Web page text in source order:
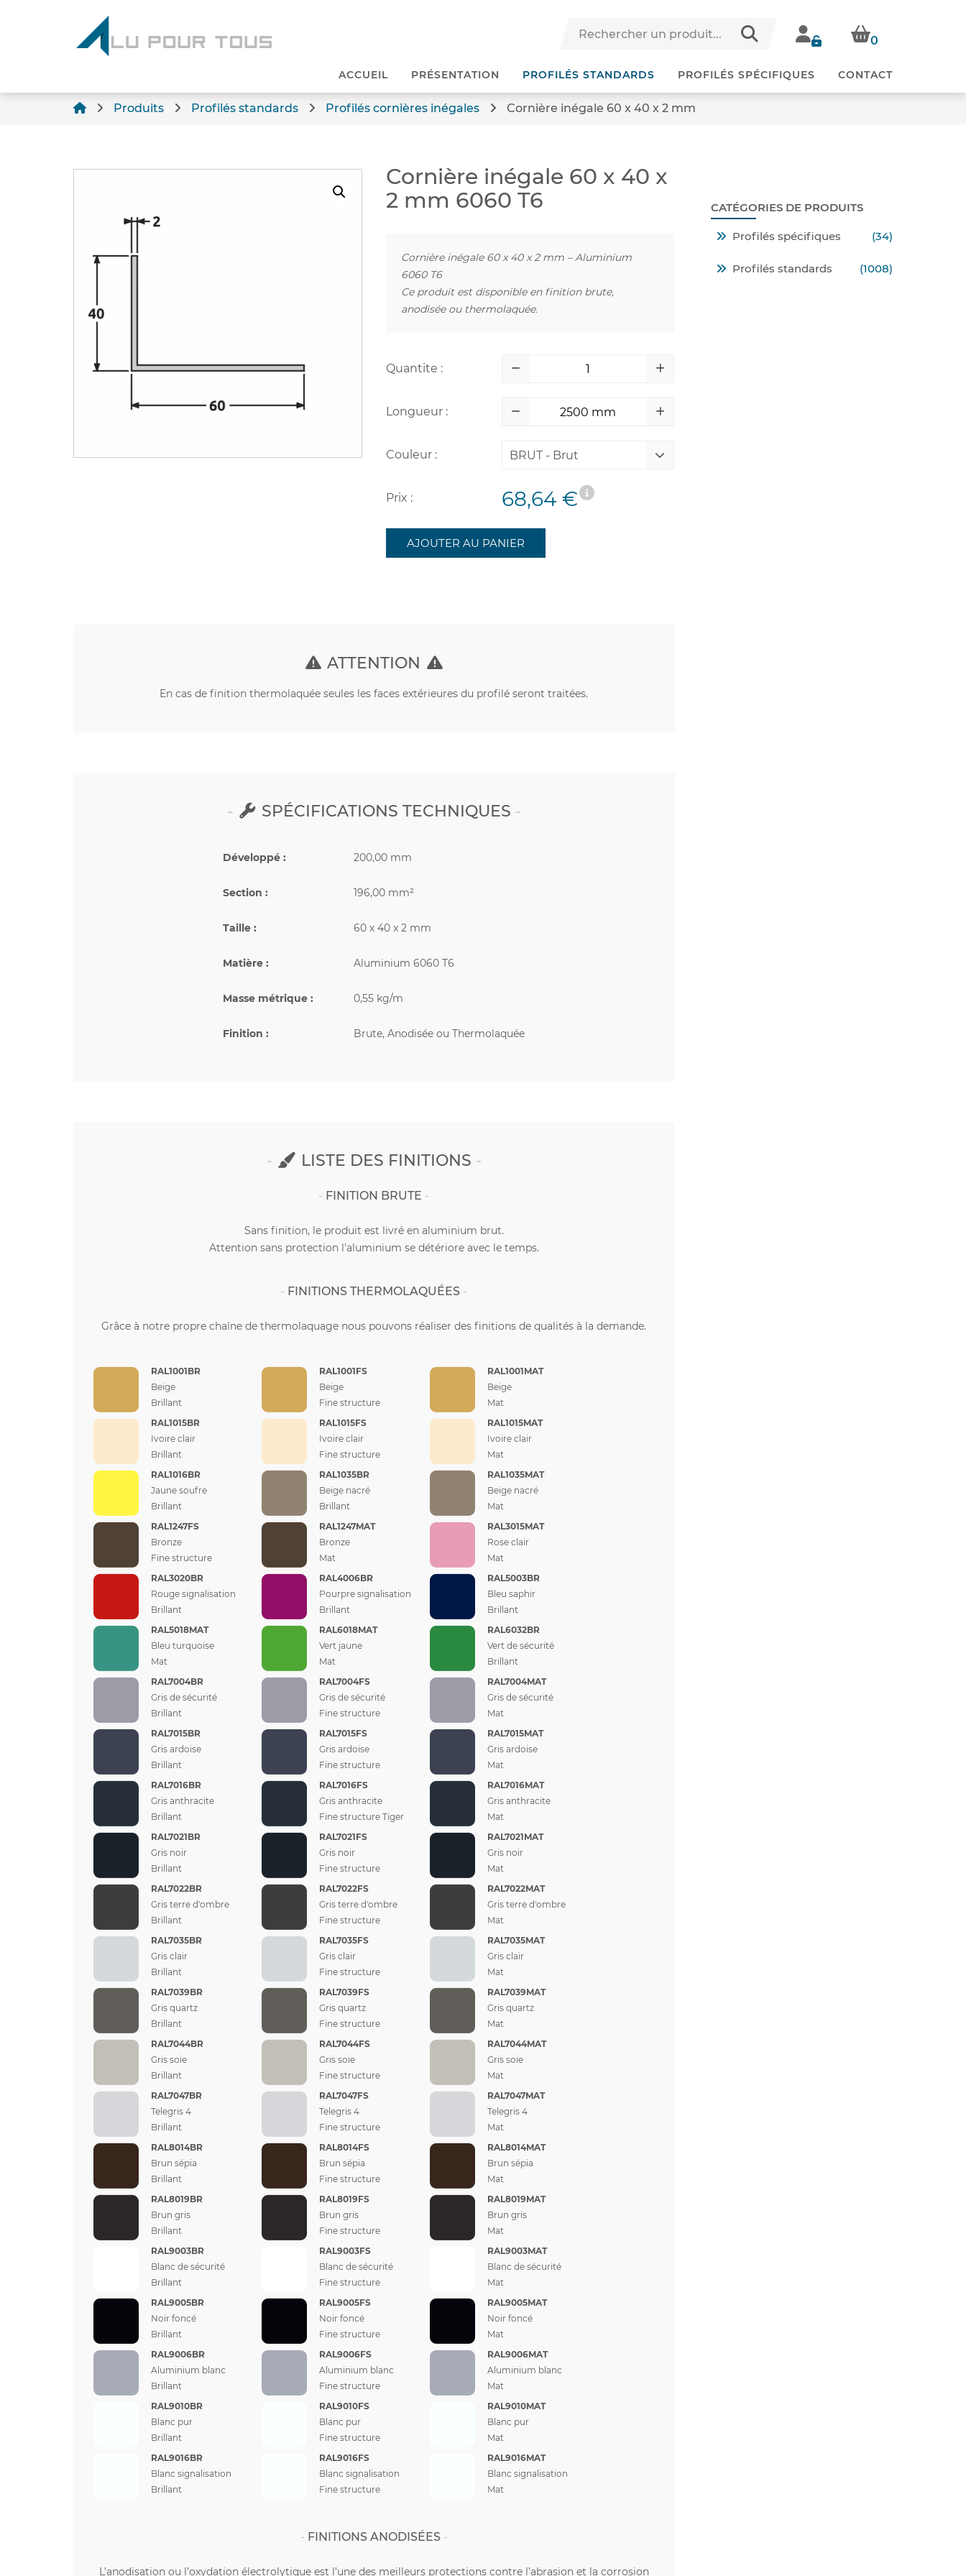
0
ACCUEIL PRÉSENTATION PROFILÉS STANDARDS PROFILÉS SPÉCIFIQUES CONTACT
Produits Profilés standards Profilés cornières inégales Cornière inégale 60 x 40 x 2 mm
Cornière inégale 60 x 40 x
2 mm 6060 T6
Cornière inégale 60 x 40 x 2 mm – Aluminium
6060 T6
Ce produit est disponible en finition brute,
anodisée ou thermolaquée.
Quantite :
Longueur :
Couleur : BRUT - Brut
Prix : 68,64 €
AJOUTER AU PANIER
ATTENTION
En cas de finition thermolaquée seules les faces extérieures du profilé seront traitées.
SPÉCIFICATIONS TECHNIQUES
Développé : 200,00 mm
Section : 196,00 mm²
Taille : 60 x 40 x 2 mm
Matière : Aluminium 6060 T6
Masse métrique : 0,55 kg/m
Finition : Brute, Anodisée ou Thermolaquée
LISTE DES FINITIONS
FINITION BRUTE
Sans finition, le produit est livré en aluminium brut.
Attention sans protection l'aluminium se détériore avec le temps.
FINITIONS THERMOLAQUÉES
Grâce à notre propre chaîne de thermolaquage nous pouvons réaliser des finitions de qualités à la demande.
RAL1001BR
Beige
Brillant
RAL1001FS
Beige
Fine structure
RAL1001MAT
Beige
Mat
RAL1015BR
Ivoire clair
Brillant
RAL1015FS
Ivoire clair
Fine structure
RAL1015MAT
Ivoire clair
Mat
RAL1016BR
Jaune soufre
Brillant
RAL1035BR
Beige nacré
Brillant
RAL1035MAT
Beige nacré
Mat
RAL1247FS
Bronze
Fine structure
RAL1247MAT
Bronze
Mat
RAL3015MAT
Rose clair
Mat
RAL3020BR
Rouge signalisation
Brillant
RAL4006BR
Pourpre signalisation
Brillant
RAL5003BR
Bleu saphir
Brillant
RAL5018MAT
Bleu turquoise
Mat
RAL6018MAT
Vert jaune
Mat
RAL6032BR
Vert de sécurité
Brillant
RAL7004BR
Gris de sécurité
Brillant
RAL7004FS
Gris de sécurité
Fine structure
RAL7004MAT
Gris de sécurité
Mat
RAL7015BR
Gris ardoise
Brillant
RAL7015FS
Gris ardoise
Fine structure
RAL7015MAT
Gris ardoise
Mat
RAL7016BR
Gris anthracite
Brillant
RAL7016FS
Gris anthracite
Fine structure Tiger
RAL7016MAT
Gris anthracite
Mat
RAL7021BR
Gris noir
Brillant
RAL7021FS
Gris noir
Fine structure
RAL7021MAT
Gris noir
Mat
RAL7022BR
Gris terre d'ombre
Brillant
RAL7022FS
Gris terre d'ombre
Fine structure
RAL7022MAT
Gris terre d'ombre
Mat
RAL7035BR
Gris clair
Brillant
RAL7035FS
Gris clair
Fine structure
RAL7035MAT
Gris clair
Mat
RAL7039BR
Gris quartz
Brillant
RAL7039FS
Gris quartz
Fine structure
RAL7039MAT
Gris quartz
Mat
RAL7044BR
Gris soie
Brillant
RAL7044FS
Gris soie
Fine structure
RAL7044MAT
Gris soie
Mat
RAL7047BR
Telegris 4
Brillant
RAL7047FS
Telegris 4
Fine structure
RAL7047MAT
Telegris 4
Mat
RAL8014BR
Brun sépia
Brillant
RAL8014FS
Brun sépia
Fine structure
RAL8014MAT
Brun sépia
Mat
RAL8019BR
Brun gris
Brillant
RAL8019FS
Brun gris
Fine structure
RAL8019MAT
Brun gris
Mat
RAL9003BR
Blanc de sécurité
Brillant
RAL9003FS
Blanc de sécurité
Fine structure
RAL9003MAT
Blanc de sécurité
Mat
RAL9005BR
Noir foncé
Brillant
RAL9005FS
Noir foncé
Fine structure
RAL9005MAT
Noir foncé
Mat
RAL9006BR
Aluminium blanc
Brillant
RAL9006FS
Aluminium blanc
Fine structure
RAL9006MAT
Aluminium blanc
Mat
RAL9010BR
Blanc pur
Brillant
RAL9010FS
Blanc pur
Fine structure
RAL9010MAT
Blanc pur
Mat
RAL9016BR
Blanc signalisation
Brillant
RAL9016FS
Blanc signalisation
Fine structure
RAL9016MAT
Blanc signalisation
Mat
FINITIONS ANODISÉES
L’anodisation ou l’oxydation électrolytique est l’une des meilleurs protections contre l’abrasion et la corrosion
CATÉGORIES DE PRODUITS
Profilés spécifiques (34)
Profilés standards (1008)